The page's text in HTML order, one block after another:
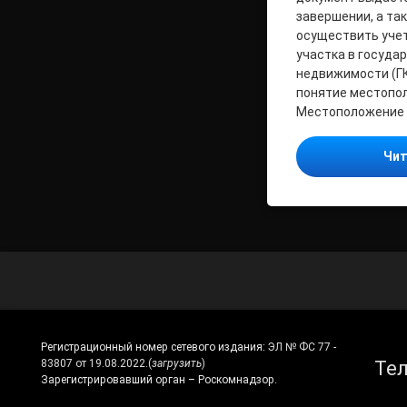
завершении, а
осуществить
участка в
недвижимости
понятие
Местоположение …
Регистрационный номер сетевого издания: ЭЛ № ФС 77 -
83807 от 19.08.2022.(загрузить)
Зарегистрировавший орган – Роскомнадзор.